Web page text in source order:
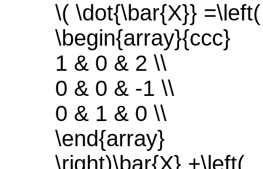
\( \dot{\bar{X}} =\left(
\begin{array}{ccc}
1 & 0 & 2 \\
0 & 0 & -1 \\
0 & 1 & 0 \\
\end{array}
\right)\bar{X} +\left(